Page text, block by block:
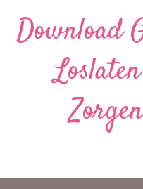
Download